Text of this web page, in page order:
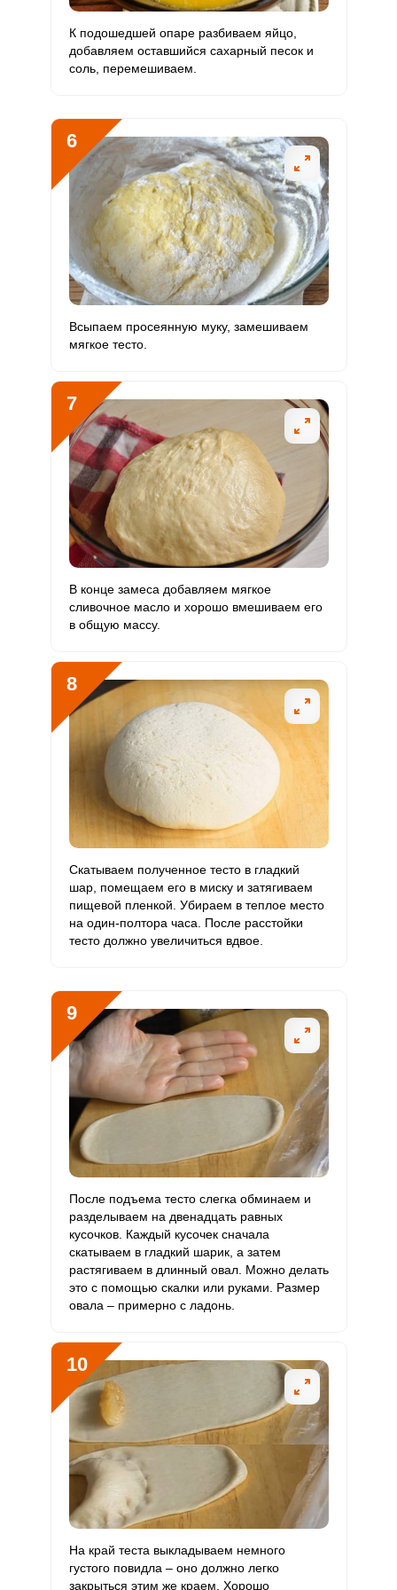
Ванадий 455.5 мкг 20 мкг 238.2 379.6
Молибден 77.6 мкг 70 мкг
К подошедшей опаре разбиваем яйцо,
добавляем оставшийся сахарный песок и
соль, перемешиваем.
6
Всыпаем просеянную муку, замешиваем
мягкое тесто.
7
В конце замеса добавляем мягкое
сливочное масло и хорошо вмешиваем его
в общую массу.
8
Скатываем полученное тесто в гладкий
шар, помещаем его в миску и затягиваем
пищевой пленкой. Убираем в теплое место
на один-полтора часа. После расстойки
тесто должно увеличиться вдвое.
9
После подъема тесто слегка обминаем и
разделываем на двенадцать равных
кусочков. Каждый кусочек сначала
скатываем в гладкий шарик, а затем
растягиваем в длинный овал. Можно делать
это с помощью скалки или руками. Размер
овала – примерно с ладонь.
10
На край теста выкладываем немного
густого повидла – оно должно легко
закрыться этим же краем. Хорошо